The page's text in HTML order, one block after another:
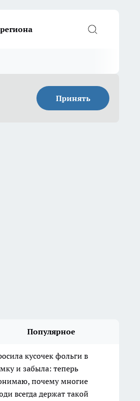
Принять
Популярное
кусочек фольги в
и забыла: теперь
почему многие
всегда держат такой